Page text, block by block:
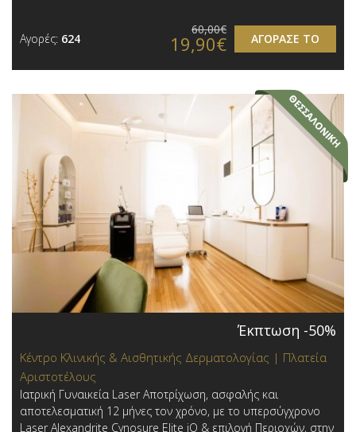
Αγορές: 624 ΑΓΟΡΑΣΕ ΤΟ
60,00€
19,90€
Έκπτωση -50%
Κέντρο Κλινικής & Αισθητικής Δερματολογίας | Πλατεία
Αριστοτέλους
Ιατρική Γυναικεία Laser Αποτρίχωση, ασφαλής και
αποτελεσματική 12 μήνες τον χρόνο, με το υπερσύγχρονο
Laser Alexandrite Cynosure Elite iQ & επιλογή Περιοχών,​ στην